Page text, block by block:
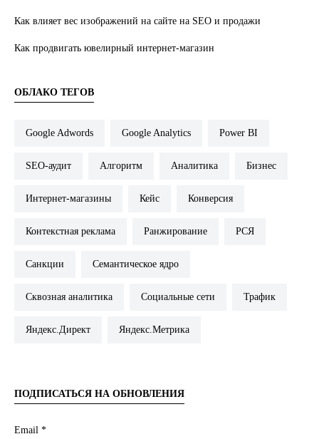
Как влияет вес изображений на сайте на SEO и продажи
Как продвигать ювелирный интернет-магазин
ОБЛАКО ТЕГОВ
Google Adwords Google Analytics Power BI
SEO-аудит Алгоритм Аналитика Бизнес
Интернет-магазины Кейс Конверсия
Контекстная реклама Ранжирование РСЯ
Санкции Семантическое ядро
Сквозная аналитика Социальные сети Трафик
Яндекс.Директ Яндекс.Метрика
ПОДПИСАТЬСЯ НА ОБНОВЛЕНИЯ
Email *